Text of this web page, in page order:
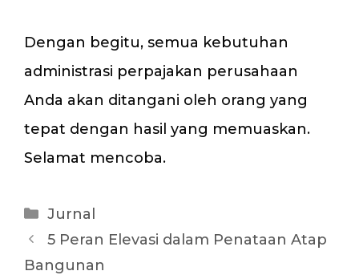
Dengan begitu, semua kebutuhan
administrasi perpajakan perusahaan
Anda akan ditangani oleh orang yang
tepat dengan hasil yang memuaskan.
Selamat mencoba.
Kategori
Jurnal
5 Peran Elevasi dalam Penataan Atap
Bangunan